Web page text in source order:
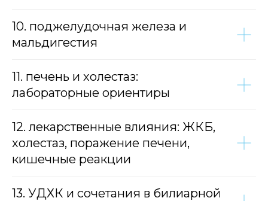
10. поджелудочная железа и
мальдигестия
11. печень и холестаз:
лабораторные ориентиры
12. лекарственные влияния: ЖКБ,
холестаз, поражение печени,
кишечные реакции
13. УДХК и сочетания в билиарной